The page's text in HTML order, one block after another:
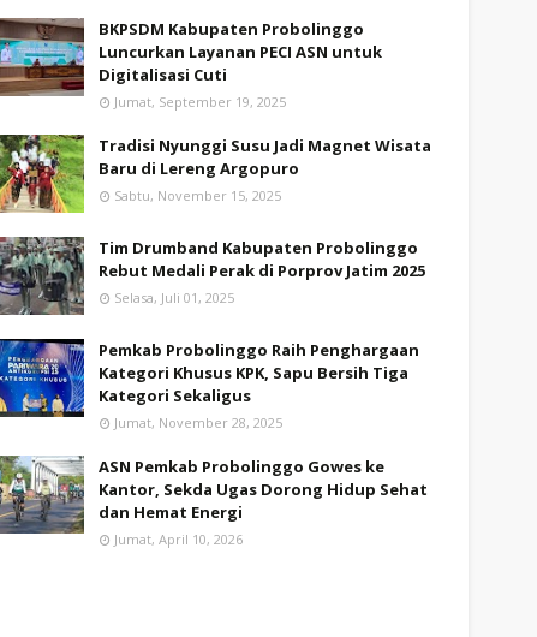
BKPSDM Kabupaten Probolinggo
Luncurkan Layanan PECI ASN untuk
Digitalisasi Cuti
Jumat, September 19, 2025
Tradisi Nyunggi Susu Jadi Magnet Wisata
Baru di Lereng Argopuro
Sabtu, November 15, 2025
Tim Drumband Kabupaten Probolinggo
Rebut Medali Perak di Porprov Jatim 2025
Selasa, Juli 01, 2025
Pemkab Probolinggo Raih Penghargaan
Kategori Khusus KPK, Sapu Bersih Tiga
Kategori Sekaligus
Jumat, November 28, 2025
ASN Pemkab Probolinggo Gowes ke
Kantor, Sekda Ugas Dorong Hidup Sehat
dan Hemat Energi
Jumat, April 10, 2026